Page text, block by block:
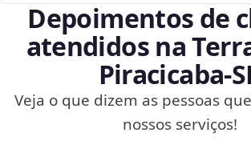
Depoimentos de
atendidos na
Veja o que dizem as pessoas
nossos serviços!